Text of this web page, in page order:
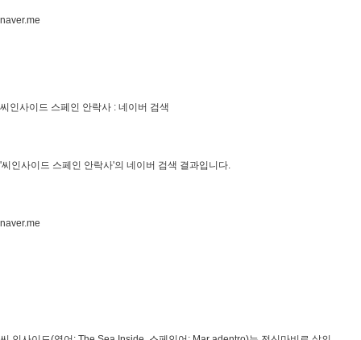
naver.me
씨인사이드 스페인 안락사 : 네이버 검색
'씨인사이드 스페인 안락사'의 네이버 검색 결과입니다.
naver.me